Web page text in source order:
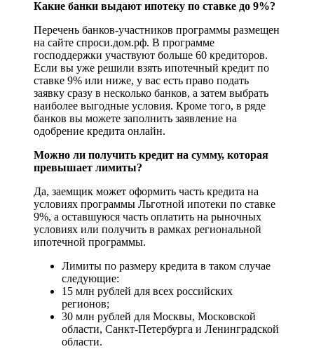
Какие банки выдают ипотеку по ставке до 9%?
Перечень банков-участников программы размещен
на сайте спроси.дом.рф. В программе
господдержки участвуют больше 60 кредиторов.
Если вы уже решили взять ипотечный кредит по
ставке 9% или ниже, у вас есть право подать
заявку сразу в несколько банков, а затем выбрать
наиболее выгодные условия. Кроме того, в ряде
банков вы можете заполнить заявление на
одобрение кредита онлайн.
Можно ли получить кредит на сумму, которая
превышает лимиты?
Да, заемщик может оформить часть кредита на
условиях программы Льготной ипотеки по ставке
9%, а оставшуюся часть оплатить на рыночных
условиях или получить в рамках региональной
ипотечной программы.
Лимиты по размеру кредита в таком случае
следующие:
15 млн рублей для всех российских
регионов;
30 млн рублей для Москвы, Московской
области, Санкт-Петербурга и Ленинградской
области.